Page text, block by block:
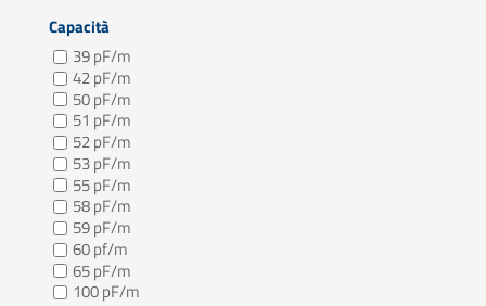
Capacità
39 pF/m
42 pF/m
50 pF/m
51 pF/m
52 pF/m
53 pF/m
55 pF/m
58 pF/m
59 pF/m
60 pf/m
65 pF/m
100 pF/m